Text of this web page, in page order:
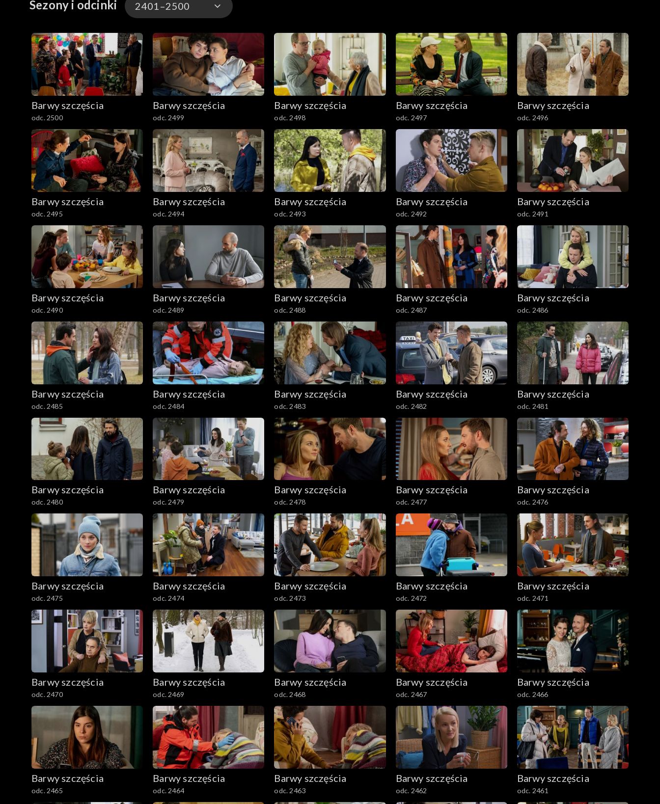
Sezony i odcinki 2401–2500
3301-3400
3201-3300
3101-3200
3001-3100
2901-3000
2801–2900
2701–2800
2601–2700
2501–2600
2401–2500
2301–2400
2201–2300
2101–2200
2001–2100
1901–2000
1801–1900
1701–1800
1601–1700
1501–1600
1401–1500
1301–1400
1201–1300
1101–1200
1001–1100
901–1000
801–900
782–800
Barwy szczęścia
odc. 2500
Barwy szczęścia
odc. 2499
Barwy szczęścia
odc. 2498
Barwy szczęścia
odc. 2497
Barwy szczęścia
odc. 2496
Barwy szczęścia
odc. 2495
Barwy szczęścia
odc. 2494
Barwy szczęścia
odc. 2493
Barwy szczęścia
odc. 2492
Barwy szczęścia
odc. 2491
Barwy szczęścia
odc. 2490
Barwy szczęścia
odc. 2489
Barwy szczęścia
odc. 2488
Barwy szczęścia
odc. 2487
Barwy szczęścia
odc. 2486
Barwy szczęścia
odc. 2485
Barwy szczęścia
odc. 2484
Barwy szczęścia
odc. 2483
Barwy szczęścia
odc. 2482
Barwy szczęścia
odc. 2481
Barwy szczęścia
odc. 2480
Barwy szczęścia
odc. 2479
Barwy szczęścia
odc. 2478
Barwy szczęścia
odc. 2477
Barwy szczęścia
odc. 2476
Barwy szczęścia
odc. 2475
Barwy szczęścia
odc. 2474
Barwy szczęścia
odc. 2473
Barwy szczęścia
odc. 2472
Barwy szczęścia
odc. 2471
Barwy szczęścia
odc. 2470
Barwy szczęścia
odc. 2469
Barwy szczęścia
odc. 2468
Barwy szczęścia
odc. 2467
Barwy szczęścia
odc. 2466
Barwy szczęścia
odc. 2465
Barwy szczęścia
odc. 2464
Barwy szczęścia
odc. 2463
Barwy szczęścia
odc. 2462
Barwy szczęścia
odc. 2461